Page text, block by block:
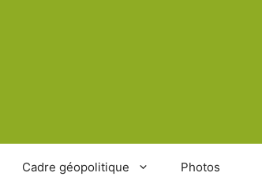
Cadre géopolitique Photos